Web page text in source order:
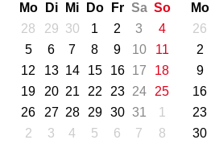
Mo
Di Mi Do Fr Sa So
28
29 30 1 2 3
4
5
6 7 8 9 10
11
12
13 14 15 16 17
18
19
20 21 22 23 24
25
26
27 28 29 30 31
1
2
3 4 5 6 7 8
Mo
26
2
9
16
23
30